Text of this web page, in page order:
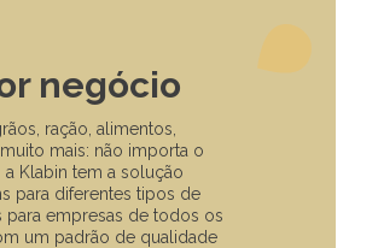
negócio
ração, alimentos,
mais: não importa o
Klabin tem a solução
para diferentes tipos de
empresas de todos os
um padrão de qualidade